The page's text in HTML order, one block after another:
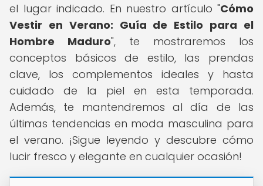
el lugar indicado. En nuestro artículo "Cómo
Vestir en Verano: Guía de Estilo para el
Hombre Maduro", te mostraremos los
conceptos básicos de estilo, las prendas
clave, los complementos ideales y hasta
cuidado de la piel en esta temporada.
Además, te mantendremos al día de las
últimas tendencias en moda masculina para
el verano. ¡Sigue leyendo y descubre cómo
lucir fresco y elegante en cualquier ocasión!